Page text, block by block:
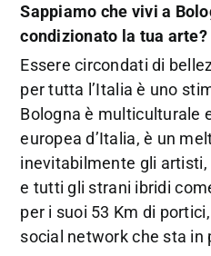
Sappiamo che vivi a
condizionato la tua arte?
Essere circondati di
per tutta l’Italia è uno
Bologna è multiculturale
europea d’Italia, è un
inevitabilmente gli
e tutti gli strani ibridi
per i suoi 53 Km di
social network che sta in